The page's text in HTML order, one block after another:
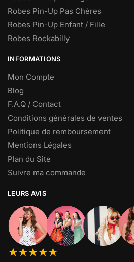
Robes Pin-Up Pas Chères
Robes Pin-Up Enfant / Fille
Robes Rockabilly
INFORMATIONS
Mon Compte
Blog
F.A.Q / Contact
Conditions générales de ventes
Politique de remboursement
Mentions Légales
Plan du Site
Suivre ma commande
LEURS AVIS